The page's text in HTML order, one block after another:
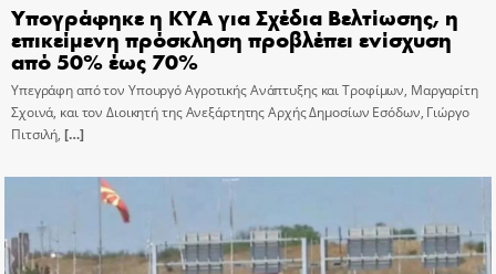
Υπογράφηκε η ΚΥΑ για Σχέδια Βελτίωσης, η
επικείμενη πρόσκληση προβλέπει ενίσχυση
από 50% έως 70%
Υπεγράφη από τον Υπουργό Αγροτικής Ανάπτυξης και Τροφίμων, Μαργαρίτη
Σχοινά, και τον Διοικητή της Ανεξάρτητης Αρχής Δημοσίων Εσόδων, Γιώργο
Πιτσιλή, […]